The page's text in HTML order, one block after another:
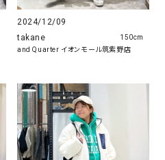
2024/12/09
takane
and Quarter イオンモール筑紫野店
150cm